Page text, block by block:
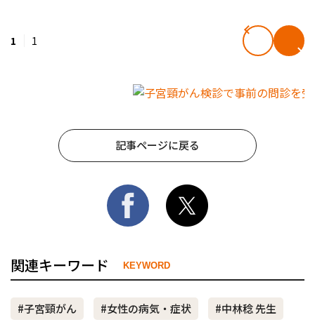
1 1
記事ページに戻る
関連キーワード KEYWORD
#子宮頸がん #女性の病気・症状 #中林稔 先生